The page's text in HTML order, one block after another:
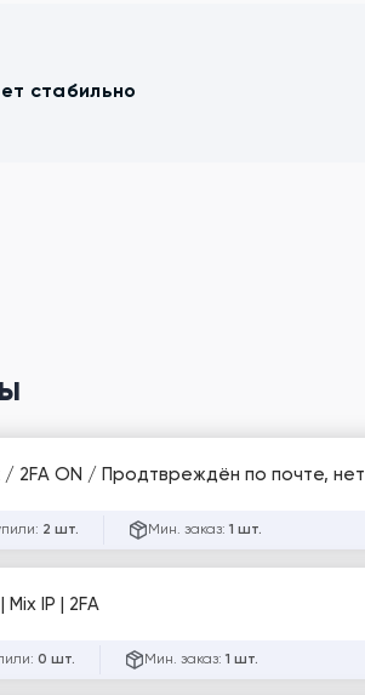
стабильно
2 шт. Мин. заказ: 1 шт.
Mix | Mix IP | 2FA
0 шт. Мин. заказ: 1 шт.